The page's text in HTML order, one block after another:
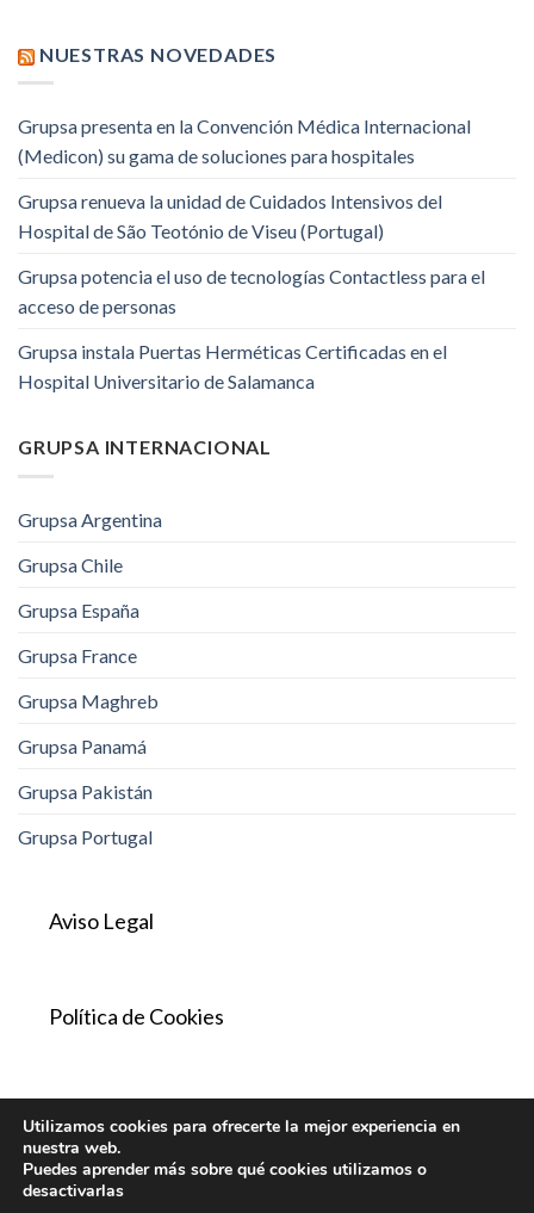
NUESTRAS NOVEDADES
Grupsa presenta en la Convención Médica Internacional
(Medicon) su gama de soluciones para hospitales
Grupsa renueva la unidad de Cuidados Intensivos del
Hospital de São Teotónio de Viseu (Portugal)
Grupsa potencia el uso de tecnologías Contactless para el
acceso de personas
Grupsa instala Puertas Herméticas Certificadas en el
Hospital Universitario de Salamanca
GRUPSA INTERNACIONAL
Grupsa Argentina
Grupsa Chile
Grupsa España
Grupsa France
Grupsa Maghreb
Grupsa Panamá
Grupsa Pakistán
Grupsa Portugal
Aviso Legal
Política de Cookies
Utilizamos cookies para ofrecerte la mejor experiencia en
nuestra web.
Puedes aprender más sobre qué cookies utilizamos o
desactivarlas